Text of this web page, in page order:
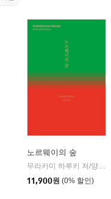
노르웨이의 숲
11,900원 (0% 할인)